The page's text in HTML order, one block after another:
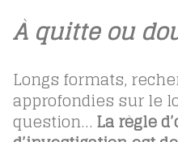
À quitte ou
Longs formats,
approfondies sur le
question… La règle